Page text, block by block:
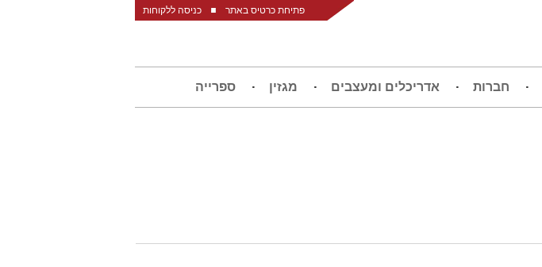
פתיחת כרטיס באתר כניסה ללקוחות
חברות אדריכלים ומעצבים מגזין ספרייה